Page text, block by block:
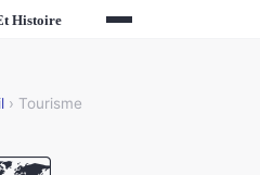
› Tourisme